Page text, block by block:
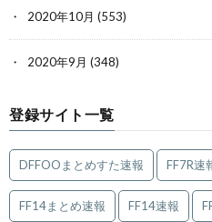
2020年10月 (553)
2020年9月 (348)
登録サイト一覧
DFFOOまとめすた速報 FF7R速
FF14まとめ速報 FF14速報